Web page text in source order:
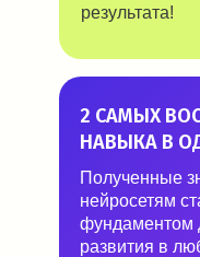
результата!
2 САМЫХ
НАВЫКА В
Полученные
нейросетям
фундаментом
развития в